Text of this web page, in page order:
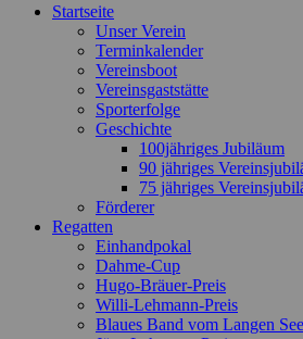
Zum
Startseite
Unser Verein
Terminkalender
Vereinsboot
Vereinsgaststätte
Sporterfolge
Geschichte
100jähriges Jubiläum
90 jähriges
75 jähriges
Förderer
Regatten
Einhandpokal
Dahme-Cup
Hugo-Bräuer-Preis
Willi-Lehmann-Preis
Blaues Band vom Langen See